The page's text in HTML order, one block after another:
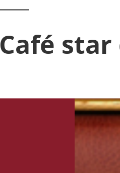
Café